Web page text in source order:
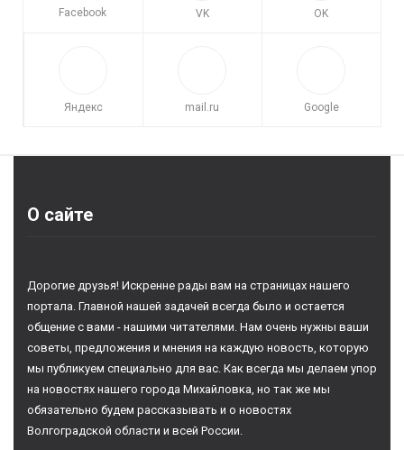
Facebook VK OK
Яндекс mail.ru Google
О сайте
Дорогие друзья! Искренне рады вам на страницах нашего
портала. Главной нашей задачей всегда было и остается
общение с вами - нашими читателями. Нам очень нужны ваши
советы, предложения и мнения на каждую новость, которую
мы публикуем специально для вас. Как всегда мы делаем упор
на новостях нашего города Михайловка, но так же мы
обязательно будем рассказывать и о новостях
Волгоградской области и всей России.